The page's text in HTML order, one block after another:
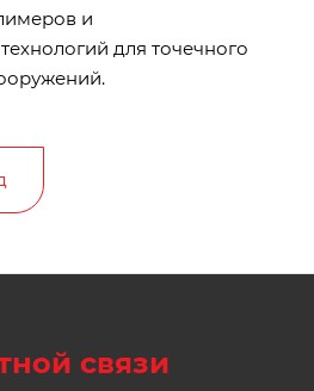
и
для точечного
связи